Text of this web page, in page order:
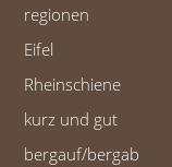
regionen
Eifel
Rheinschiene
kurz und gut
bergauf/bergab